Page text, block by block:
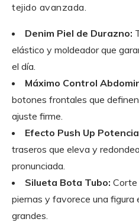
tejido avanzada.
Denim Piel de Durazno:
elástico y moldeador que
el día.
Máximo Control
botones frontales que
ajuste firme.
Efecto Push Up
traseros que eleva y
pronunciada.
Silueta Bota Tubo: Corte
piernas y favorece una figura
grandes.